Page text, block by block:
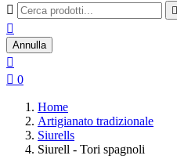
 

Annulla

 0
Home
Artigianato tradizionale
Siurells
Siurell - Tori spagnoli